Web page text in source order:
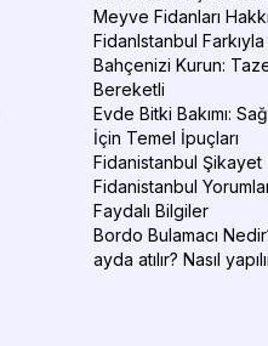
Meyve Fidanları
FidanIstanbul
Bahçenizi Kurun:
Bereketli
Evde Bitki Bakımı:
İçin Temel İpuçları
Fidanistanbul Şikayet
Fidanistanbul
Faydalı Bilgiler
Bordo Bulamacı
ayda atılır? Nasıl